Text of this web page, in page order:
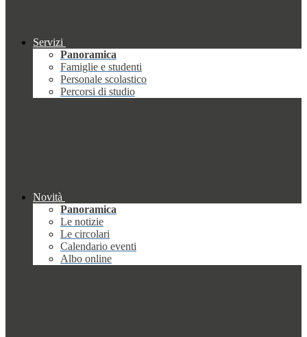
Servizi
Panoramica
Famiglie e studenti
Personale scolastico
Percorsi di studio
Novità
Panoramica
Le notizie
Le circolari
Calendario eventi
Albo online